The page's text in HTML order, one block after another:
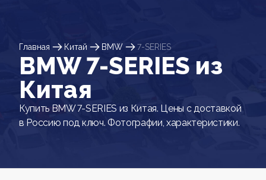
Главная Китай BMW 7-SERIES
BMW 7-SERIES из
Китая
Купить BMW 7-SERIES из Китая. Цены с доставкой
в Россию под ключ. Фотографии, характеристики.